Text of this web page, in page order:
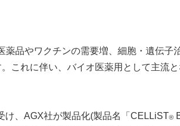
品やワクチンの需要増、細胞・遺伝子
これに伴い、バイオ医薬用として主流
、 AGX社が製品化(製品名「 CELLiST®